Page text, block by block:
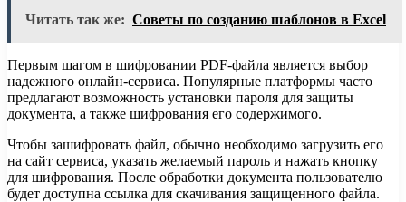
Читать так же: Советы по созданию шаблонов в Excel
Первым шагом в шифровании PDF-файла является выбор
надежного онлайн-сервиса. Популярные платформы часто
предлагают возможность установки пароля для защиты
документа, а также шифрования его содержимого.
Чтобы зашифровать файл, обычно необходимо загрузить его
на сайт сервиса, указать желаемый пароль и нажать кнопку
для шифрования. После обработки документа пользователю
будет доступна ссылка для скачивания защищенного файла.